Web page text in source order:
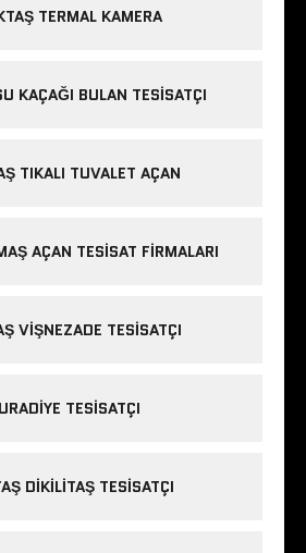
TERMAL KAMERA
KAÇAĞI BULAN TESISATÇI
TIKALI TUVALET AÇAN
AÇAN TESISAT FIRMALARI
VIŞNEZADE TESISATÇI
TESISATÇI
DIKILITAŞ TESISATÇI